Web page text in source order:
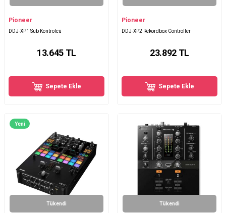
Pioneer
DDJ-XP1 Sub Kontrolcü
13.645TL
Sepete Ekle
Pioneer
DDJ-XP2 Rekordbox Controller
23.892TL
Sepete Ekle
Yeni
Tükendi Tükendi